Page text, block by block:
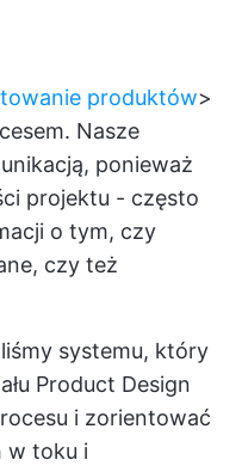
produktów>
Nasze
ponieważ
projektu - często
o tym, czy
czy też
systemu, który
Product Design
i zorientować
w toku i